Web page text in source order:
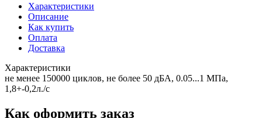
Характеристики
Описание
Как купить
Оплата
Доставка
Характеристики
не менее 150000 циклов, не более 50 дБА, 0.05...1 МПа,
1,8+-0,2л./с
Как оформить заказ